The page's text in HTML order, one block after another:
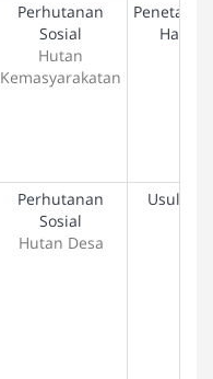
Perhutanan
Sosial
Hutan
Kemasyarakatan
Penetapan
Hak
Perhutanan
Sosial
Hutan Desa
Usulan